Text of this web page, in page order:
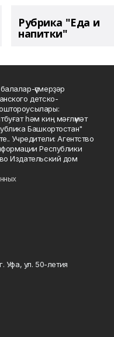
Рубрика "Еда и
напитки"
үҫмерҙәр
детско-
һәм киң мәғлүмәт
Башкортостан"
Учредители: Агентство
Республики
Издательский дом
Уфа, ул. 50-летия